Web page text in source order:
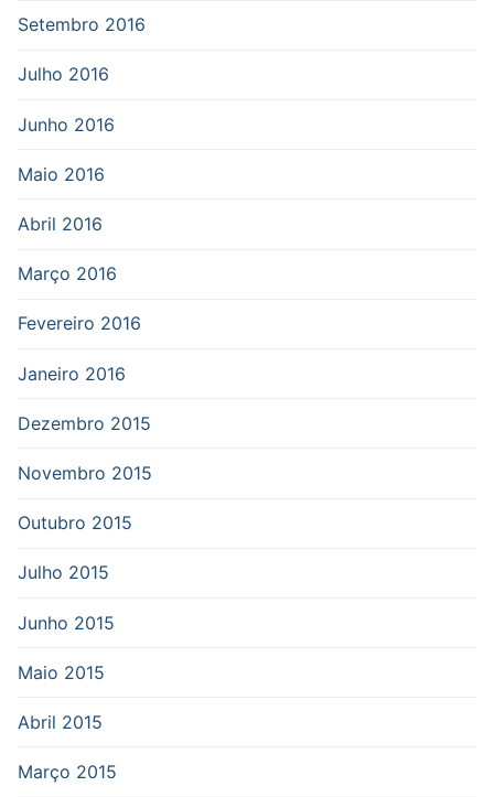
Setembro 2016
Julho 2016
Junho 2016
Maio 2016
Abril 2016
Março 2016
Fevereiro 2016
Janeiro 2016
Dezembro 2015
Novembro 2015
Outubro 2015
Julho 2015
Junho 2015
Maio 2015
Abril 2015
Março 2015